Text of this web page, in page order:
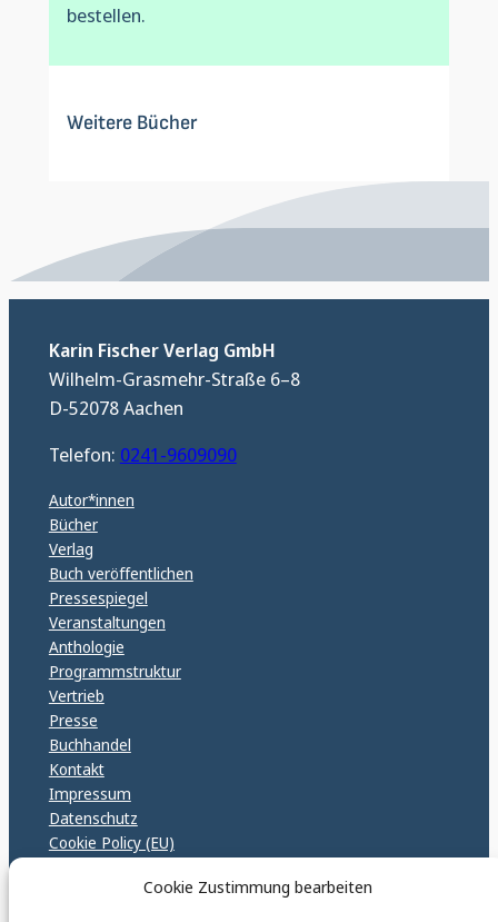
Cookie Zustimmung bearbeiten
bestellen.
Weitere Bücher
Karin Fischer Verlag GmbH
Wilhelm-Grasmehr-Straße 6–8
D-52078 Aachen
Telefon: 0241-9609090
Autor*innen
Bücher
Verlag
Buch veröffentlichen
Pressespiegel
Veranstaltungen
Anthologie
Programmstruktur
Vertrieb
Presse
Buchhandel
Kontakt
Impressum
Datenschutz
Cookie Policy (EU)